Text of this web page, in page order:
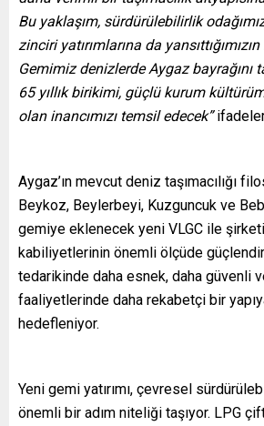
Bu yaklaşım, sürdürülebilirlik
zinciri yatırımlarına da
Gemimiz denizlerde Aygaz bayrağını
65 yıllık birikimi, güçlü kurum
olan inancımızı temsil edecek”
Aygaz’ın mevcut deniz taşımacılığı
Beykoz, Beylerbeyi, Kuzguncuk ve
gemiye eklenecek yeni VLGC ile
kabiliyetlerinin önemli ölçüde
tedarikinde daha esnek, daha güvenli
faaliyetlerinde daha rekabetçi bir
hedefleniyor.
Yeni gemi yatırımı, çevresel
önemli bir adım niteliği taşıyor. LPG